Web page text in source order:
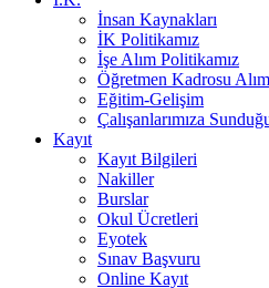
İnsan Kaynakları
İK Politikamız
İşe Alım Politikamız
Öğretmen Kadrosu
Eğitim-Gelişim
Çalışanlarımıza
Kayıt
Kayıt Bilgileri
Nakiller
Burslar
Okul Ücretleri
Eyotek
Sınav Başvuru
Online Kayıt